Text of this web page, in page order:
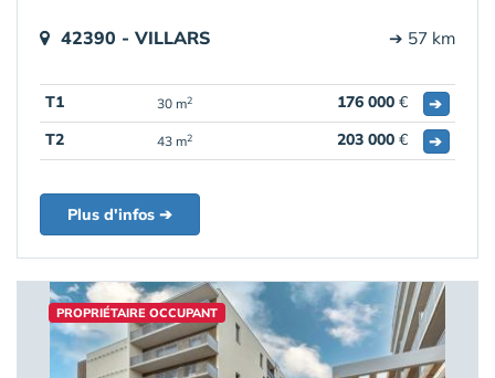
42390 - VILLARS ➔ 57 km
T1 30 m2 176 000 €
➔
T2
43 m2 203 000 € ➔
Plus d'infos ➔
PROPRIÉTAIRE OCCUPANT